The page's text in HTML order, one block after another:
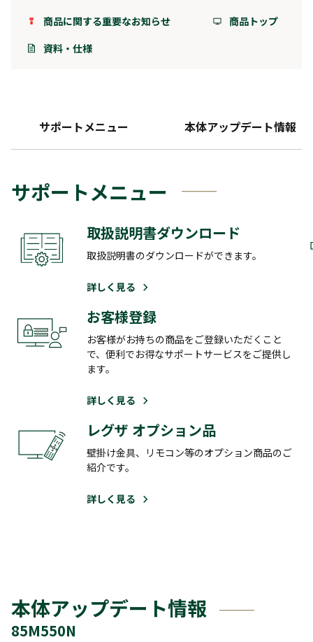
商品に関する重要なお知らせ
商品トップ
資料・仕様
サポートメニュー 本体アップデート情報
サポートメニュー
取扱説明書ダウンロード
取扱説明書のダウンロードができます。
詳しく見る
お客様登録
お客様がお持ちの商品をご登録いただくこと
で、便利でお得なサポートサービスをご提供し
ます。
詳しく見る
レグザ オプション品
壁掛け金具、リモコン等のオプション商品のご
紹介です。
詳しく見る
本体アップデート情報
85M550N